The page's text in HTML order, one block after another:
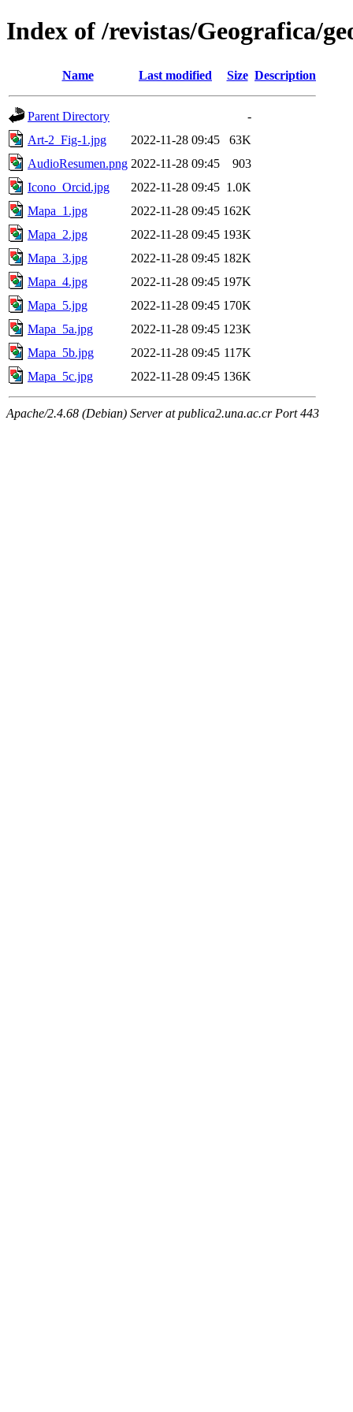
Index of /revistas/Geografica/
Name Last modified Size Description
Parent Directory
-
Art-2_Fig-1.jpg
2022-11-28 09:45
63K
AudioResumen.png 2022-11-28 09:45
903
Icono_Orcid.jpg
2022-11-28 09:45 1.0K
Mapa_1.jpg
2022-11-28 09:45 162K
Mapa_2.jpg
2022-11-28 09:45 193K
Mapa_3.jpg
2022-11-28 09:45 182K
Mapa_4.jpg
2022-11-28 09:45 197K
Mapa_5.jpg
2022-11-28 09:45 170K
Mapa_5a.jpg
2022-11-28 09:45 123K
Mapa_5b.jpg
2022-11-28 09:45 117K
Mapa_5c.jpg
2022-11-28 09:45 136K
Apache/2.4.68 (Debian) Server at publica2.una.ac.cr Port 443